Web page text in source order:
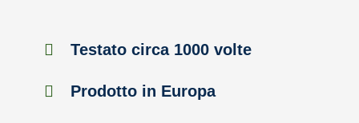
Testato circa 1000 volte
Prodotto in Europa